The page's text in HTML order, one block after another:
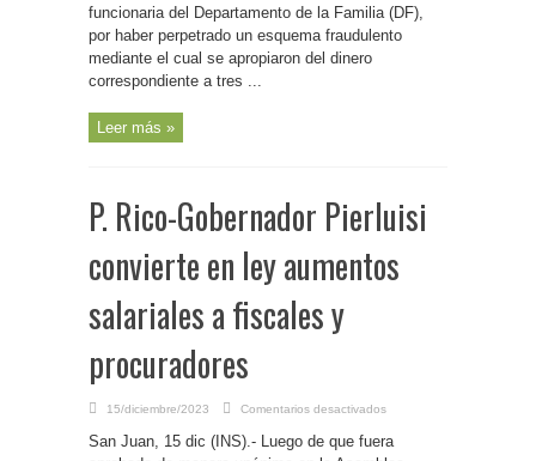
mayores
y
apropiación
Familia
funcionaria del Departamento de la Familia (DF),
por haber perpetrado un esquema fraudulento
mediante el cual se apropiaron del dinero
correspondiente a tres ...
Leer más »
P. Rico-Gobernador Pierluisi
convierte en ley aumentos
salariales a fiscales y
procuradores
15/diciembre/2023 Comentarios desactivados
Gobernador
San Juan, 15 dic (INS).- Luego de que fuera